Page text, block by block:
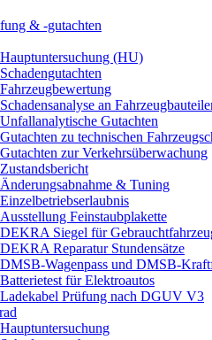
& -gutachten
Hauptuntersuchung (HU)
Schadengutachten
Fahrzeugbewertung
Schadensanalyse an
Unfallanalytische Gutachten
Gutachten zu technischen
Gutachten zur Verkehrsüberwachung
Zustandsbericht
Änderungsabnahme & Tuning
Einzelbetriebserlaubnis
Ausstellung Feinstaubplakette
DEKRA Siegel für
DEKRA Reparatur Stundensätze
DMSB-Wagenpass und DMSB-
Batterietest für Elektroautos
Ladekabel Prüfung nach DGUV V3
Hauptuntersuchung